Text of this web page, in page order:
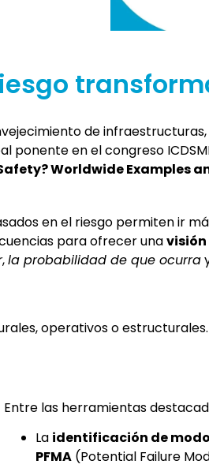
de
en el congreso
Worldwide Examples
en el riesgo permiten ir
para ofrecer una
,la probabilidad de que ocurra
operativos o estructurales.
Entre las herramientas
La identificación de
PFMA (Potential Failure